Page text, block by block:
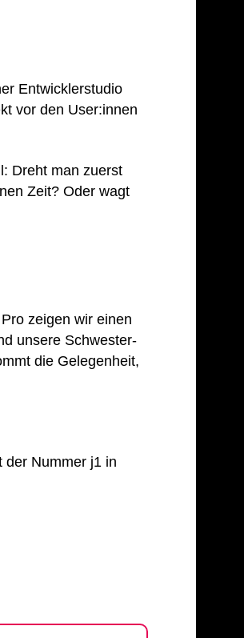
Entwicklerstudio
vor den User:innen
Dreht man zuerst
Zeit? Oder wagt
zeigen wir einen
unsere Schwester-
die Gelegenheit,
der Nummer j1 in